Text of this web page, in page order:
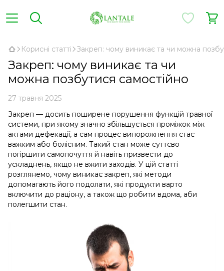
Корисні статті Закреп: чому виникає та чи можна
Закреп: чому виникає та чи
можна позбутися самостійно
27 травня 2025
Закреп — досить поширене порушення функцій травної
системи, при якому значно збільшується проміжок між
актами дефекації, а сам процес випорожнення стає
важким або болісним. Такий стан може суттєво
погіршити самопочуття й навіть призвести до
ускладнень, якщо не вжити заходів. У цій статті
розглянемо, чому виникає закреп, які методи
допомагають його подолати, які продукти варто
включити до раціону, а також що робити вдома, аби
полегшити стан.